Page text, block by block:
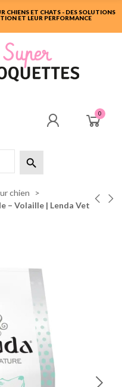
ET CHATS - DES SOLUTIONS
ET LEUR PERFORMANCE
0

chien
– Volaille | Lenda Vet